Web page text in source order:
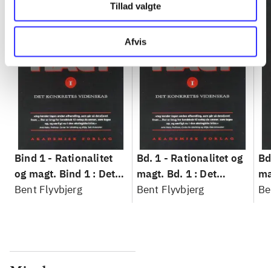
Tillad valgte
Afvis
Bind 1 - Rationalitet
og magt. Bind 1 : Det
konkretes videnskab
Bent Flyvbjerg
Bd. 1 - Rationalitet og
magt. Bd. 1 : Det
konkretes videnskab
Bent Flyvbjerg